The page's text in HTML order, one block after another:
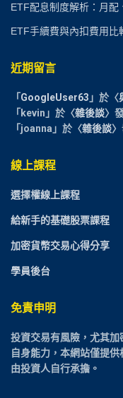
ETF配息制度解析：月配
ETF手續費與內扣費用比
近期留言
「 GoogleUser63 」於〈
「 kevin 」於〈雜後談〉
「 joanna 」於〈雜後談
線上課程
選擇權線上課程
給新手的基礎股票課程
加密貨幣交易心得分享
學員後台
免責申明
投資交易有風險，尤其
自身能力，本網站僅提
由投資人自行承擔。